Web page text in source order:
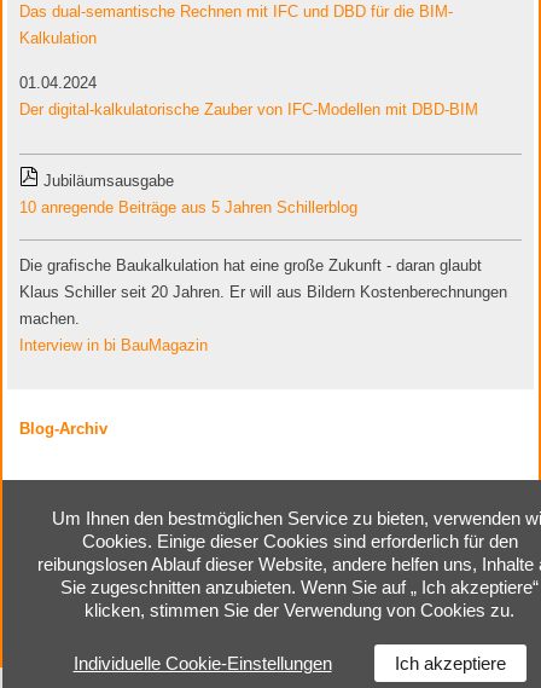
Das dual-semantische Rechnen mit IFC und DBD für die BIM-
Kalkulation
01.04.2024
Der digital-kalkulatorische Zauber von IFC-Modellen mit DBD-BIM
Jubiläumsausgabe
10 anregende Beiträge aus 5 Jahren Schillerblog
Die grafische Baukalkulation hat eine große Zukunft - daran glaubt
Klaus Schiller seit 20 Jahren. Er will aus Bildern Kostenberechnungen
machen.
Interview in bi BauMagazin
Blog-Archiv
Home |Kontakt|Impressum |
Cookie-Einstellungen|
Datenschutzerklärung
Um Ihnen den bestmöglichen Service zu bieten, verwenden
Cookies. Einige dieser Cookies sind erforderlich für den
reibungslosen Ablauf dieser Website, andere helfen uns, Inhalte
Sie zugeschnitten anzubieten. Wenn Sie auf „ Ich akzeptiere“
klicken, stimmen Sie der Verwendung von Cookies zu.
Individuelle Cookie-Einstellungen Ich akzeptiere